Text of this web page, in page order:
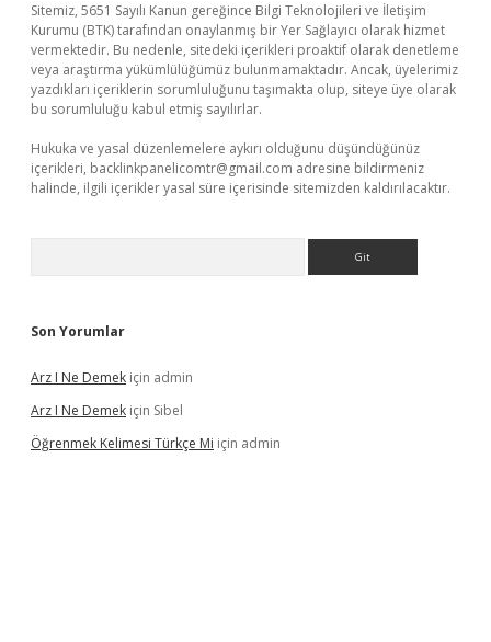
Sitemiz, 5651 Sayılı Kanun gereğince Bilgi Teknolojileri ve İletişim
Kurumu (BTK) tarafından onaylanmış bir Yer Sağlayıcı olarak hizmet
vermektedir. Bu nedenle, sitedeki içerikleri proaktif olarak denetleme
veya araştırma yükümlülüğümüz bulunmamaktadır. Ancak, üyelerimiz
yazdıkları içeriklerin sorumluluğunu taşımakta olup, siteye üye olarak
bu sorumluluğu kabul etmiş sayılırlar.
Hukuka ve yasal düzenlemelere aykırı olduğunu düşündüğünüz
içerikleri, backlinkpanelicomtr@gmail.com adresine bildirmeniz
halinde, ilgili içerikler yasal süre içerisinde sitemizden kaldırılacaktır.
Son Yorumlar
Arz I Ne Demek için admin
Arz I Ne Demek için Sibel
Öğrenmek Kelimesi Türkçe Mi için admin